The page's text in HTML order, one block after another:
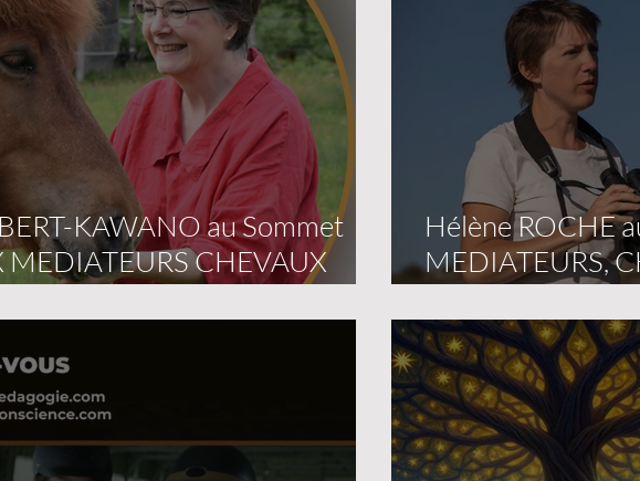
KAWANO au Sommet
MEDIATEURS CHEVAUX
édition décembre 2024
Hélène ROCHE
MEDIATEURS,
2024